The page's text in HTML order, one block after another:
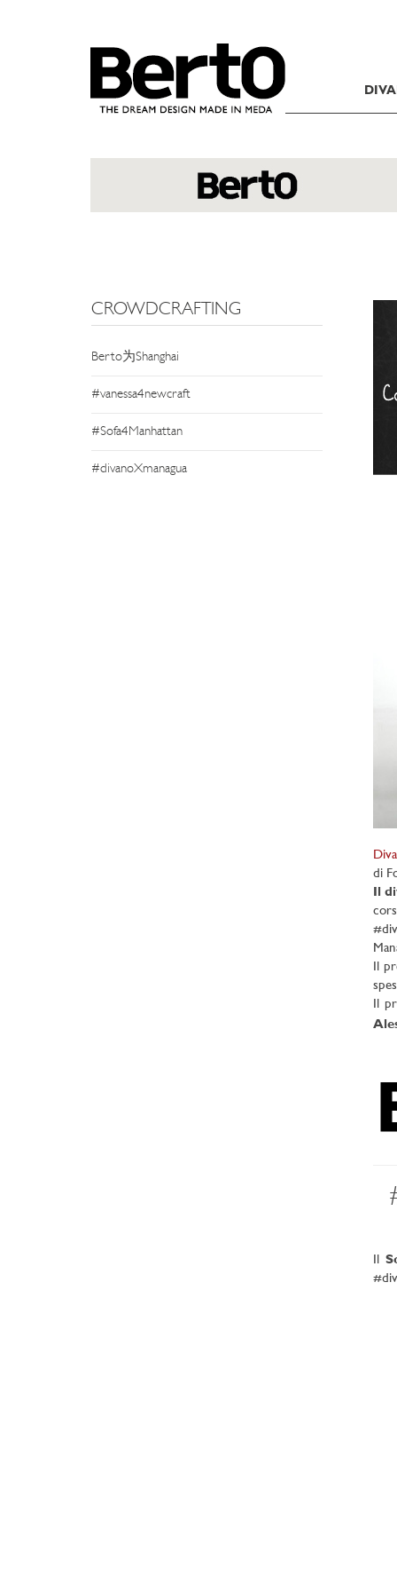
CROWDCRAFTING
Berto为Shanghai
#vanessa4newcraft
#Sofa4Manhattan
#divanoXmanagua
di
Il
Il
Il
Il